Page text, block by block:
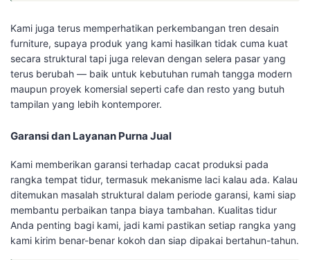
Kami juga terus memperhatikan perkembangan tren desain
furniture, supaya produk yang kami hasilkan tidak cuma kuat
secara struktural tapi juga relevan dengan selera pasar yang
terus berubah — baik untuk kebutuhan rumah tangga modern
maupun proyek komersial seperti cafe dan resto yang butuh
tampilan yang lebih kontemporer.
Garansi dan Layanan Purna Jual
Kami memberikan garansi terhadap cacat produksi pada
rangka tempat tidur, termasuk mekanisme laci kalau ada. Kalau
ditemukan masalah struktural dalam periode garansi, kami siap
membantu perbaikan tanpa biaya tambahan. Kualitas tidur
Anda penting bagi kami, jadi kami pastikan setiap rangka yang
kami kirim benar-benar kokoh dan siap dipakai bertahun-tahun.